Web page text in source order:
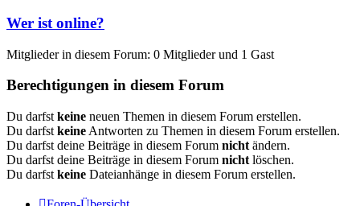
Wer ist online?
Mitglieder in diesem Forum: 0 Mitglieder und 1 Gast
Berechtigungen in diesem Forum
Du darfst keine neuen Themen in diesem Forum erstellen.
Du darfst keine Antworten zu Themen in diesem Forum erstellen.
Du darfst deine Beiträge in diesem Forum nicht ändern.
Du darfst deine Beiträge in diesem Forum nicht löschen.
Du darfst keine Dateianhänge in diesem Forum erstellen.